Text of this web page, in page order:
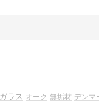
ガラス オーク 無垢材 デンマ